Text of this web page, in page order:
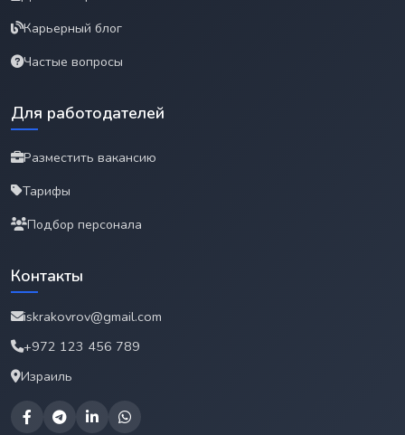
Карьерный блог
Частые вопросы
Для работодателей
Разместить вакансию
Тарифы
Подбор персонала
Контакты
iskrakovrov@gmail.com
+972 123 456 789
Израиль